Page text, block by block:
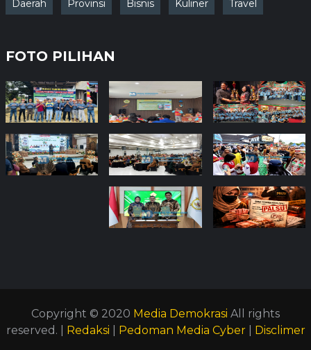
Daerah Provinsi Bisnis Kuliner Travel
FOTO PILIHAN
Copyright © 2020 Media Demokrasi All rights
reserved. | Redaksi Pedoman Media Cyber| Disclimer